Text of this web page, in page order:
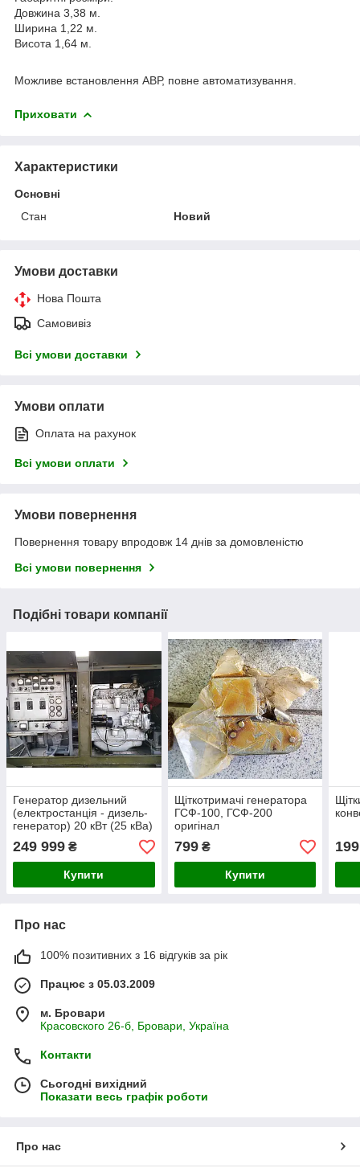
Довжина 3,38 м.
Ширина 1,22 м.
Висота 1,64 м.
Можливе встановлення АВР, повне автоматизування.
Приховати
Характеристики
Основні
Стан
Новий
Умови доставки
Нова Пошта
Самовивіз
Всі умови доставки
Умови оплати
Оплата на рахунок
Всі умови оплати
Умови повернення
Повернення товару впродовж 14 днів за домовленістю
Всі умови повернення
Подібні товари компанії
Генератор дизельний
(електростанція - дизель-
генератор) 20 кВт (25 кВа)
249 999 ₴
Купити
Щіткотримачі генератора
ГСФ-100, ГСФ-200
оригінал
799₴
Купити
199
Про нас
100% позитивних з 16 відгуків за рік
Працює з 05.03.2009
м. Бровари
Красовского 26-б, Бровари, Україна
Контакти
Сьогодні вихідний
Показати весь графік роботи
Про нас